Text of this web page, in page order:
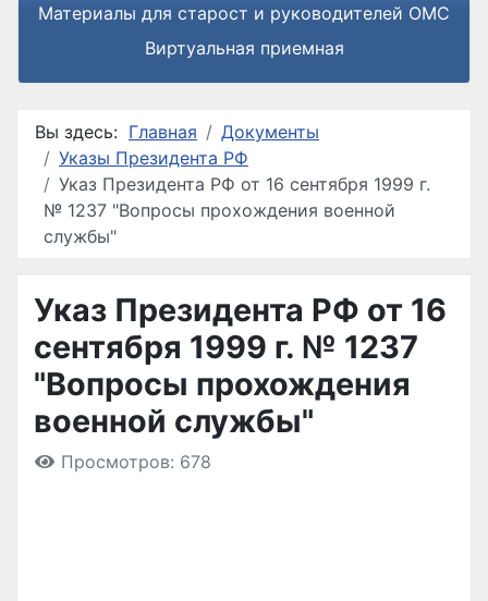
Материалы для старост и руководителей ОМС
Виртуальная приемная
Вы здесь: Главная
Документы
Указы Президента РФ
Указ Президента РФ от 16 сентября 1999 г.
№ 1237 "Вопросы прохождения военной
службы"
Указ Президента РФ от 16
сентября 1999 г. № 1237
"Вопросы прохождения
военной службы"
Просмотров: 678